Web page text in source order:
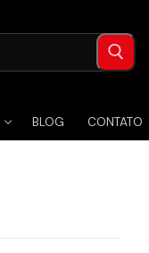
BLOG CONTATO